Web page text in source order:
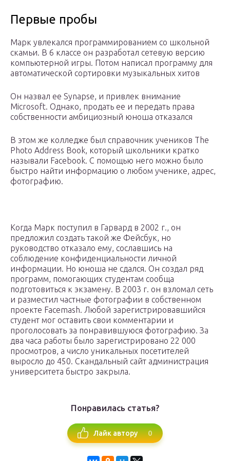
Первые пробы
Марк увлекался программированием со школьной
скамьи. В 6 классе он разработал сетевую версию
компьютерной игры. Потом написал программу для
автоматической сортировки музыкальных хитов
Он назвал ее Synapse, и привлек внимание
Microsoft. Однако, продать ее и передать права
собственности амбициозный юноша отказался
В этом же колледже был справочник учеников The
Photo Address Book, который школьники кратко
называли Facebook. С помощью него можно было
быстро найти информацию о любом ученике, адрес,
фотографию.
Когда Марк поступил в Гарвард в 2002 г., он
предложил создать такой же Фейсбук, но
руководство отказало ему, сославшись на
соблюдение конфиденциальности личной
информации. Но юноша не сдался. Он создал ряд
программ, помогающих студентам сообща
подготовиться к экзамену. В 2003 г. он взломал сеть
и разместил частные фотографии в собственном
проекте Facemash. Любой зарегистрировавшийся
студент мог оставить свои комментарии и
проголосовать за понравившуюся фотографию. За
два часа работы было зарегистрировано 22 000
просмотров, а число уникальных посетителей
выросло до 450. Скандальный сайт администрация
университета быстро закрыла.
Понравилась статья?
Лайк автору 0